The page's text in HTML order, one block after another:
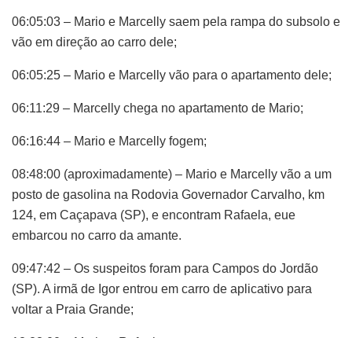
06:05:03 – Mario e Marcelly saem pela rampa do subsolo e
vão em direção ao carro dele;
06:05:25 – Mario e Marcelly vão para o apartamento dele;
06:11:29 – Marcelly chega no apartamento de Mario;
06:16:44 – Mario e Marcelly fogem;
08:48:00 (aproximadamente) – Mario e Marcelly vão a um
posto de gasolina na Rodovia Governador Carvalho, km
124, em Caçapava (SP), e encontram Rafaela, eue
embarcou no carro da amante.
09:47:42 – Os suspeitos foram para Campos do Jordão
(SP). A irmã de Igor entrou em carro de aplicativo para
voltar a Praia Grande;